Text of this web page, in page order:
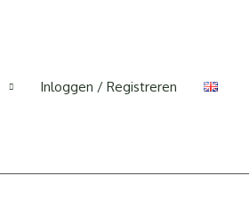
Inloggen / Registreren